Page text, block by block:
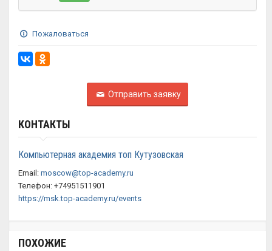
Пожаловаться
Отправить заявку
КОНТАКТЫ
Компьютерная академия топ Кутузовская
Email: moscow@top-academy.ru
Телефон: +74951511901
https://msk.top-academy.ru/events
ПОХОЖИЕ